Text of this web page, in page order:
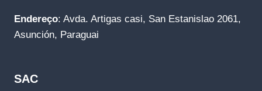
Endereço: Avda. Artigas casi, San Estanislao 2061,
Asunción, Paraguai
SAC